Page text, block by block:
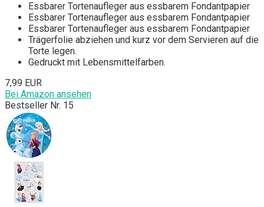
Essbarer Tortenaufleger aus essbarem Fondantpapier
Essbarer Tortenaufleger aus essbarem Fondantpapier
Essbarer Tortenaufleger aus essbarem Fondantpapier
Trägerfolie abziehen und kurz vor dem Servieren auf die
Torte legen.
Gedruckt mit Lebensmittelfarben.
7,99 EUR
Bei Amazon ansehen
Bestseller Nr. 15